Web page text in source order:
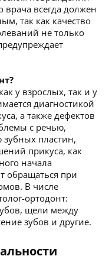
врача всегда должен
так как качество
не только
у взрослых, так и у
диагностикой
а также дефектов
с речью,
пластин,
прикуса, как
начала
обращаться при
В числе
ортодонт:
щели между
зубов и другие.